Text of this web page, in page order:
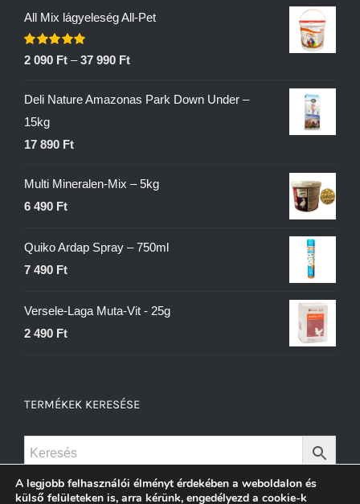
All Mix lágyeleség All-Pet
Értékelés:
2 090 Ft –37 990 Ft
Deli Nature Amazonas Park Down Under –
15kg
17 890 Ft
Multi Mineralen-Mix – 5kg
6 490 Ft
Quiko Ardap Spray – 750ml
7 490 Ft
Versele-Laga Muta-Vit - 25g
2 490 Ft
TERMÉKEK KERESÉSE
A legjobb felhasználói élményt érdekében a weboldalon és
külső felületeken is, arra kérünk, engedélyezd a cookie-k